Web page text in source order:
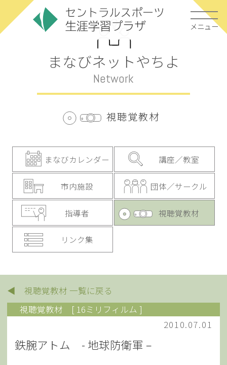
メニュー
まなびネットやちよ
Network
視聴覚教材
まなびカレンダー 講座／教室
市内施設 団体／サークル
指導者 視聴覚教材
リンク集
◀ 視聴覚教材 一覧に戻る
視聴覚教材
[ 16ミリフィルム ]
2010.07.01
鉄腕アトム - 地球防衛軍 –